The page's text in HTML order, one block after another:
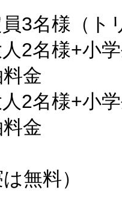
様（トリ
名様+小学
金
名様+小学
金
無料）